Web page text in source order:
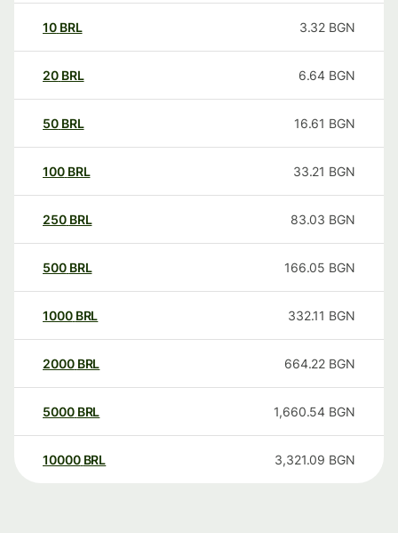
10 BRL 3.32 BGN
20 BRL 6.64 BGN
50 BRL 16.61 BGN
100 BRL 33.21 BGN
250 BRL 83.03 BGN
500 BRL 166.05 BGN
1000 BRL 332.11 BGN
2000 BRL 664.22 BGN
5000 BRL 1,660.54 BGN
10000 BRL 3,321.09 BGN